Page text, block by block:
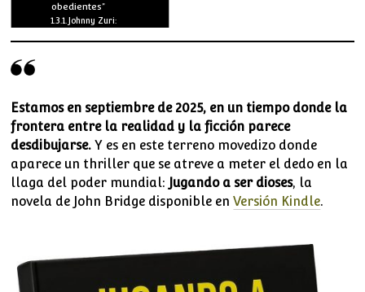
obedientes”
Johnny Zuri:
Estamos en septiembre de 2025, en un tiempo donde la
frontera entre la realidad y la ficción parece
desdibujarse. Y es en este terreno movedizo donde
aparece un thriller que se atreve a meter el dedo en la
llaga del poder mundial: Jugando a ser dioses, la
novela de John Bridge disponible enVersión Kindle.